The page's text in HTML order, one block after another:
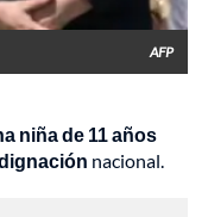
AFP
niña de 11 años
nacional.